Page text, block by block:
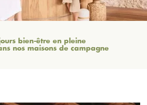
bien-être en pleine
nos maisons de campagne